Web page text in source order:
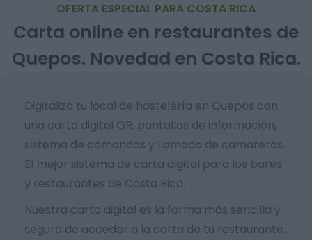
OFERTA ESPECIAL PARA COSTA RICA
Carta online en restaurantes de
Quepos. Novedad en Costa Rica.
Digitaliza tu local de hostelería en Quepos con
una carta digital QR, pantallas de información,
sistema de comandas y llamada de camareros.
El mejor sistema de carta digital para los bares
y restaurantes de Costa Rica.
Nuestra carta digital es la forma más sencilla y
segura de acceder a la carta de tu restaurante.